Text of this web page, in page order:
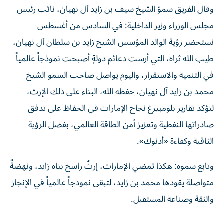
وقال الفريق سموّ الشيخ سيف بن زايد آل نهيان، نائب رئيس
مجلس الوزراء وزير الداخلية: في السادس من أغسطس
نستحضر رؤية الوالد المؤسس الشيخ زايد بن سلطان آل نهيان،
طيب الله ثراه، التي أرست دعائم دولةٍ أصبحت نموذجاً عالمياً
في التنمية والاستقرار، واليوم يواصل صاحب السمو الشيخ
محمد بن زايد آل نهيان، حفظه الله، البناء على ذلك الإرث،
لتؤكد تقارير بلومبيرغ نجاح الإمارات في الحفاظ على تدفق
صادراتها النفطية وتعزيز أمن الطاقة العالمي، بفضل الرؤية
الثاقبة وكفاءة «أدنوك».
وتابع سموه: هكذا تمضي الإمارات، إرثٌ راسخ بناه زايد، ونهضةٌ
متواصلة يقودها محمد بن زايد، لتبقى نموذجاً عالمياً في الإنجاز
والثقة وصناعة المستقبل.